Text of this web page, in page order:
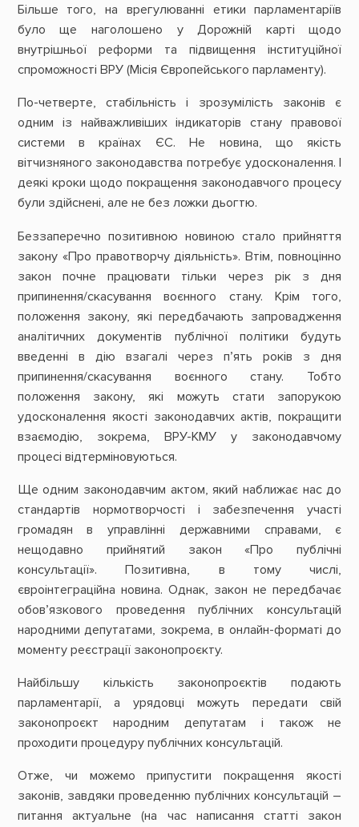
Більше того, на врегулюванні етики парламентаріїв
було ще наголошено у Дорожній карті щодо
внутрішньої реформи та підвищення інституційної
спроможності ВРУ (Місія Європейського парламенту).
По-четверте, стабільність і зрозумілість законів є
одним із найважливіших індикаторів стану правової
системи в країнах ЄС. Не новина, що якість
вітчизняного законодавства потребує удосконалення. І
деякі кроки щодо покращення законодавчого процесу
були здійснені, але не без ложки дьогтю.
Беззаперечно позитивною новиною стало прийняття
закону «Про правотворчу діяльність». Втім, повноцінно
закон почне працювати тільки через рік з дня
припинення/cкасування воєнного стану. Крім того,
положення закону, які передбачають запровадження
аналітичних документів публічної політики будуть
введенні в дію взагалі через п’ять років з дня
припинення/cкасування воєнного стану. Тобто
положення закону, які можуть стати запорукою
удосконалення якості законодавчих актів, покращити
взаємодію, зокрема, ВРУ-КМУ у законодавчому
процесі відтерміновуються.
Ще одним законодавчим актом, який наближає нас до
стандартів нормотворчості і забезпечення участі
громадян в управлінні державними справами, є
нещодавно прийнятий закон «Про публічні
консультації». Позитивна, в тому числі,
євроінтеграційна новина. Однак, закон не передбачає
обов’язкового проведення публічних консультацій
народними депутатами, зокрема, в онлайн-форматі до
моменту реєстрації законопроєкту.
Найбільшу кількість законопроєктів подають
парламентарії, а урядовці можуть передати свій
законопроєкт народним депутатам і також не
проходити процедуру публічних консультацій.
Отже, чи можемо припустити покращення якості
законів, завдяки проведенню публічних консультацій –
питання актуальне (на час написання статті закон